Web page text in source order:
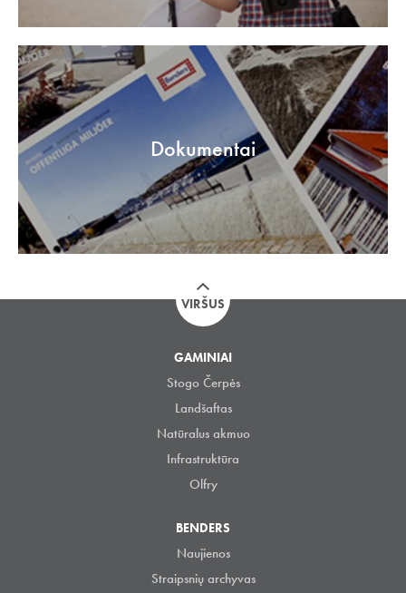
Dokumentai
VIRŠUS
GAMINIAI
Stogo Čerpės
Landšaftas
Natūralus akmuo
Infrastruktūra
Olfry
BENDERS
Naujienos
Straipsnių archyvas